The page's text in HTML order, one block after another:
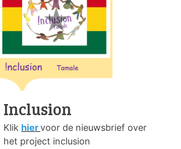
Inclusion
Klik hiervoor de nieuwsbrief over
het project inclusion